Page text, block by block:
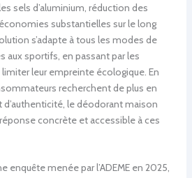
sels d’aluminium, réduction des
substantielles sur le long
s’adapte à tous les modes de
aux sportifs, en passant par les
leur empreinte écologique. En
recherchent de plus en
d’authenticité, le déodorant maison
concrète et accessible à ces
enquête menée par l’ADEME en 2025,